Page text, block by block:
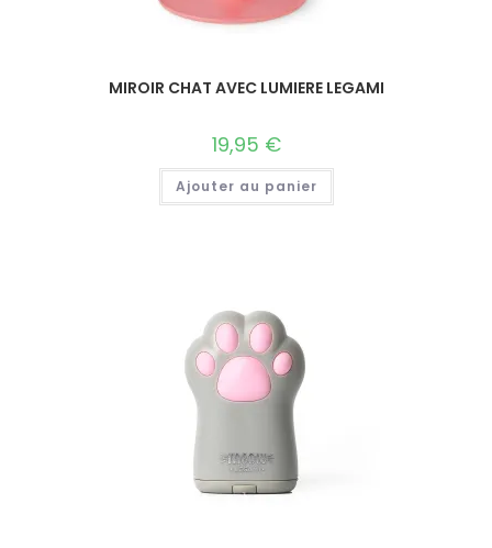
MIROIR CHAT AVEC LUMIERE LEGAMI
19,95 €
Ajouter au panier